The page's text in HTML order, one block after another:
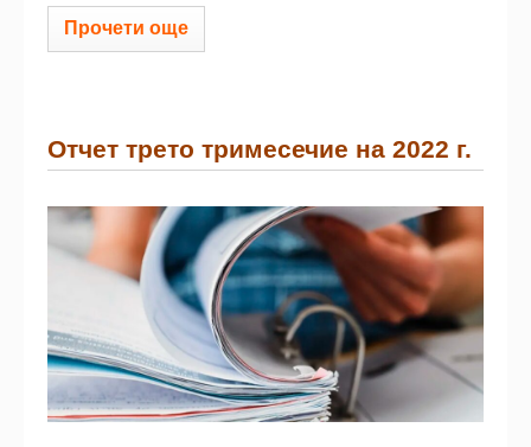
Прочети още
Отчет трето тримесечие на 2022 г.